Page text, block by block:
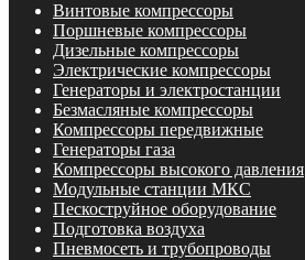
Винтовые компрессоры
Поршневые компрессоры
Дизельные компрессоры
Электрические компрессоры
Генераторы и электростанции
Безмасляные компрессоры
Компрессоры передвижные
Генераторы газа
Компрессоры высокого давления
Модульные станции МКС
Пескоструйное оборудование
Подготовка воздуха
Пневмосеть и трубопроводы